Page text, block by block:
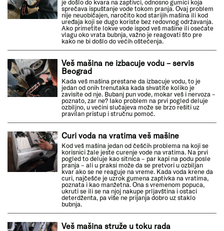
je došlo do kvara na zaptivci, odnosno gumici koja
sprečava ispuštanje vode tokom pranja. Ovaj problem
nije neuobičajen, naročito kod starijih mašina ili kod
uređaja koji se dugo koriste bez redovnog održavanja.
Ako primetite lokve vode ispod veš mašine ili osećate
vlagu oko vrata bubnja, važno je reagovati što pre
kako ne bi došlo do većih oštećenja.
Veš mašina ne izbacuje vodu – servis
Beograd
Kada veš mašina prestane da izbacuje vodu, to je
jedan od onih trenutaka kada shvatite koliko je
zavisite od nje. Bubanj pun vode, mokar veš i nervoza –
poznato, zar ne? Iako problem na prvi pogled deluje
ozbiljno, u većini slučajeva može se brzo rešiti uz
pravilan pristup i stručnu pomoć.
Curi voda na vratima veš mašine
Kod veš mašina jedan od češćih problema na koji se
korisnici žale jeste curenje vode na vratima. Na prvi
pogled to deluje kao sitnica – par kapi na podu posle
pranja – ali u praksi može da se pretvori u ozbiljan
kvar ako se ne reaguje na vreme. Kada voda krene da
curi, najčešće je uzrok gumena zaptivka na vratima,
poznata i kao manžetna. Ona s vremenom popuca,
ukruti se ili se na njoj nakupe prljavština i ostaci
deterdženta, pa više ne prijanja dobro uz staklo
bubnja.
Veš mašina struže u toku rada